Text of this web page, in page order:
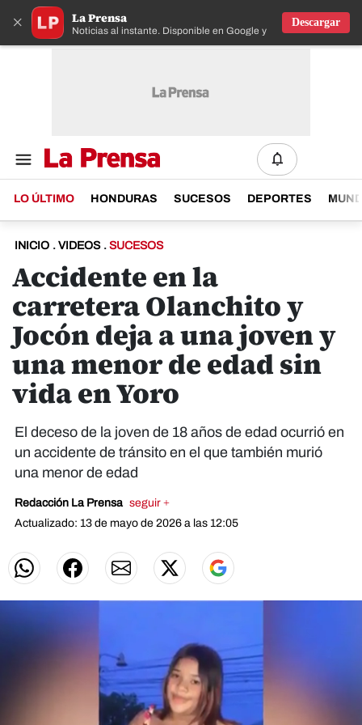
× La Prensa
Noticias al instante. Disponible en Google y IOS
Descargar
LO ÚLTIMO HONDURAS SUCESOS DEPORTES
INICIO . VIDEOS . SUCESOS
Accidente en la
carretera Olanchito y
Jocón deja a una joven y
una menor de edad sin
vida en Yoro
El deceso de la joven de 18 años de edad ocurrió en
un accidente de tránsito en el que también murió
una menor de edad
Redacción La Prensa seguir +
Actualizado: 13 de mayo de 2026 a las 12:05